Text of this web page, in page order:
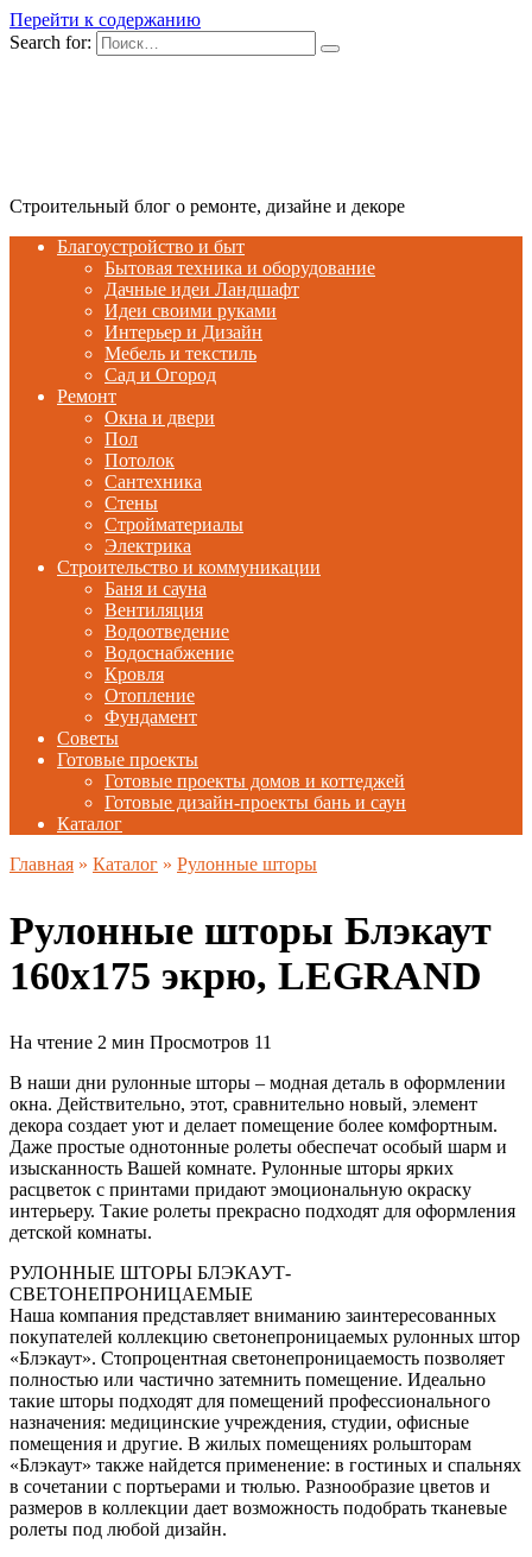
Перейти к содержанию
Search for:
Строительный блог о ремонте, дизайне и декоре
Благоустройство и быт
Бытовая техника и оборудование
Дачные идеи Ландшафт
Идеи своими руками
Интерьер и Дизайн
Мебель и текстиль
Сад и Огород
Ремонт
Окна и двери
Пол
Потолок
Сантехника
Стены
Стройматериалы
Электрика
Строительство и коммуникации
Баня и сауна
Вентиляция
Водоотведение
Водоснабжение
Кровля
Отопление
Фундамент
Советы
Готовые проекты
Готовые проекты домов и коттеджей
Готовые дизайн-проекты бань и саун
Каталог
Главная » Каталог » Рулонные шторы
Рулонные шторы Блэкаут
160х175 экрю, LEGRAND
На чтение 2 мин Просмотров 11
В наши дни рулонные шторы – модная деталь в оформлении
окна. Действительно, этот, сравнительно новый, элемент
декора создает уют и делает помещение более комфортным.
Даже простые однотонные ролеты обеспечат особый шарм и
изысканность Вашей комнате. Рулонные шторы ярких
расцветок с принтами придают эмоциональную окраску
интерьеру. Такие ролеты прекрасно подходят для оформления
детской комнаты.
РУЛОННЫЕ ШТОРЫ БЛЭКАУТ-
СВЕТОНЕПРОНИЦАЕМЫЕ
Наша компания представляет вниманию заинтересованных
покупателей коллекцию светонепроницаемых рулонных штор
«Блэкаут». Стопроцентная светонепроницаемость позволяет
полностью или частично затемнить помещение. Идеально
такие шторы подходят для помещений профессионального
назначения: медицинские учреждения, студии, офисные
помещения и другие. В жилых помещениях рольшторам
«Блэкаут» также найдется применение: в гостиных и спальнях
в сочетании с портьерами и тюлью. Разнообразие цветов и
размеров в коллекции дает возможность подобрать тканевые
ролеты под любой дизайн.